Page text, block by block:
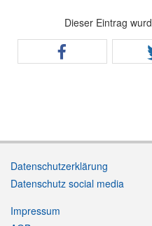
Dieser Eintrag
Datenschutzerklärung
Datenschutz social media
Impressum